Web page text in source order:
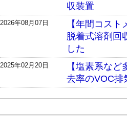
収装置
2026年08月07日
【年間コス
脱着式溶剤回
した
2025年02月20日
【塩素系な
去率のVOC排